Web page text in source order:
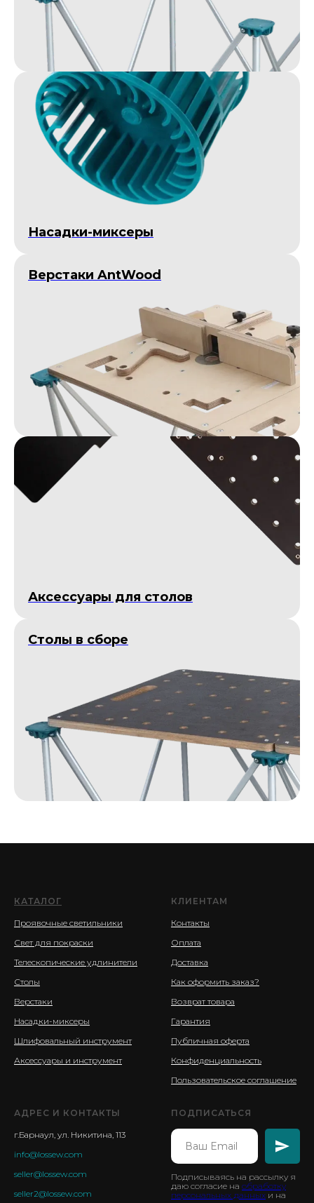
Насадки-миксеры
Верстаки AntWood
Аксессуары для столов
Столы в сборе
КАТАЛОГ
Проявочные светильники
Свет для покраски
Телескопические удлинители
Столы
Верстаки
Насадки-миксеры
Шлифовальный инструмент
Аксессуары и инструмент
КЛИЕНТАМ
Контакты
Оплата
Доставка
Как оформить заказ?
Возврат товара
Гарантия
Публичная оферта
Конфиденциальность
Пользовательское соглашение
АДРЕС И КОНТАКТЫ
г.Барнаул, ул. Никитина, 113
info@lossew.com
seller@lossew.com
seller2@lossew.com
ПОДПИСАТЬСЯ
Подписываясь на рассылку я
даю согласие на обработку
персональных данных и на